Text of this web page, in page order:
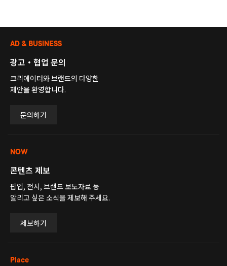
AD & BUSINESS
광고・협업 문의
크리에이터와 브랜드의 다양한
제안을 환영합니다.
문의하기
NOW
콘텐츠 제보
팝업, 전시, 브랜드 보도자료 등
알리고 싶은 소식을 제보해 주세요.
제보하기
Place